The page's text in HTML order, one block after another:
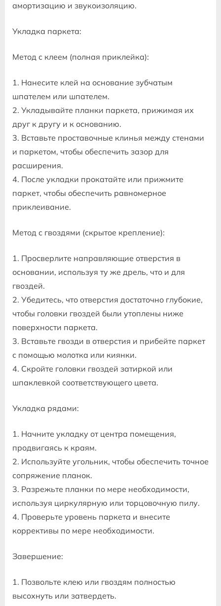
амортизацию и звукоизоляцию.
Укладка паркета:
Метод с клеем (полная приклейка):
1. Нанесите клей на основание зубчатым
шпателем или шпателем.
2. Укладывайте планки паркета, прижимая их
друг к другу и к основанию.
3. Вставьте проставочные клинья между стенами
и паркетом, чтобы обеспечить зазор для
расширения.
4. После укладки прокатайте или прижмите
паркет, чтобы обеспечить равномерное
приклеивание.
Метод с гвоздями (скрытое крепление):
1. Просверлите направляющие отверстия в
основании, используя ту же дрель, что и для
гвоздей.
2. Убедитесь, что отверстия достаточно глубокие,
чтобы головки гвоздей были утоплены ниже
поверхности паркета.
3. Вставьте гвозди в отверстия и прибейте паркет
с помощью молотка или киянки.
4. Скройте головки гвоздей затиркой или
шпаклевкой соответствующего цвета.
Укладка рядами:
1. Начните укладку от центра помещения,
продвигаясь к краям.
2. Используйте угольник, чтобы обеспечить точное
сопряжение планок.
3. Разрежьте планки по мере необходимости,
используя циркулярную или торцовочную пилу.
4. Проверьте уровень паркета и внесите
коррективы по мере необходимости.
Завершение:
1. Позвольте клею или гвоздям полностью
высохнуть или затвердеть.